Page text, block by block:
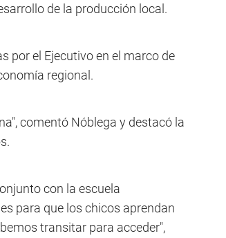
de la producción local.
por el Ejecutivo en el marco de
regional.
comentó Nóblega y destacó la
con la escuela
para que los chicos aprendan
transitar para acceder",